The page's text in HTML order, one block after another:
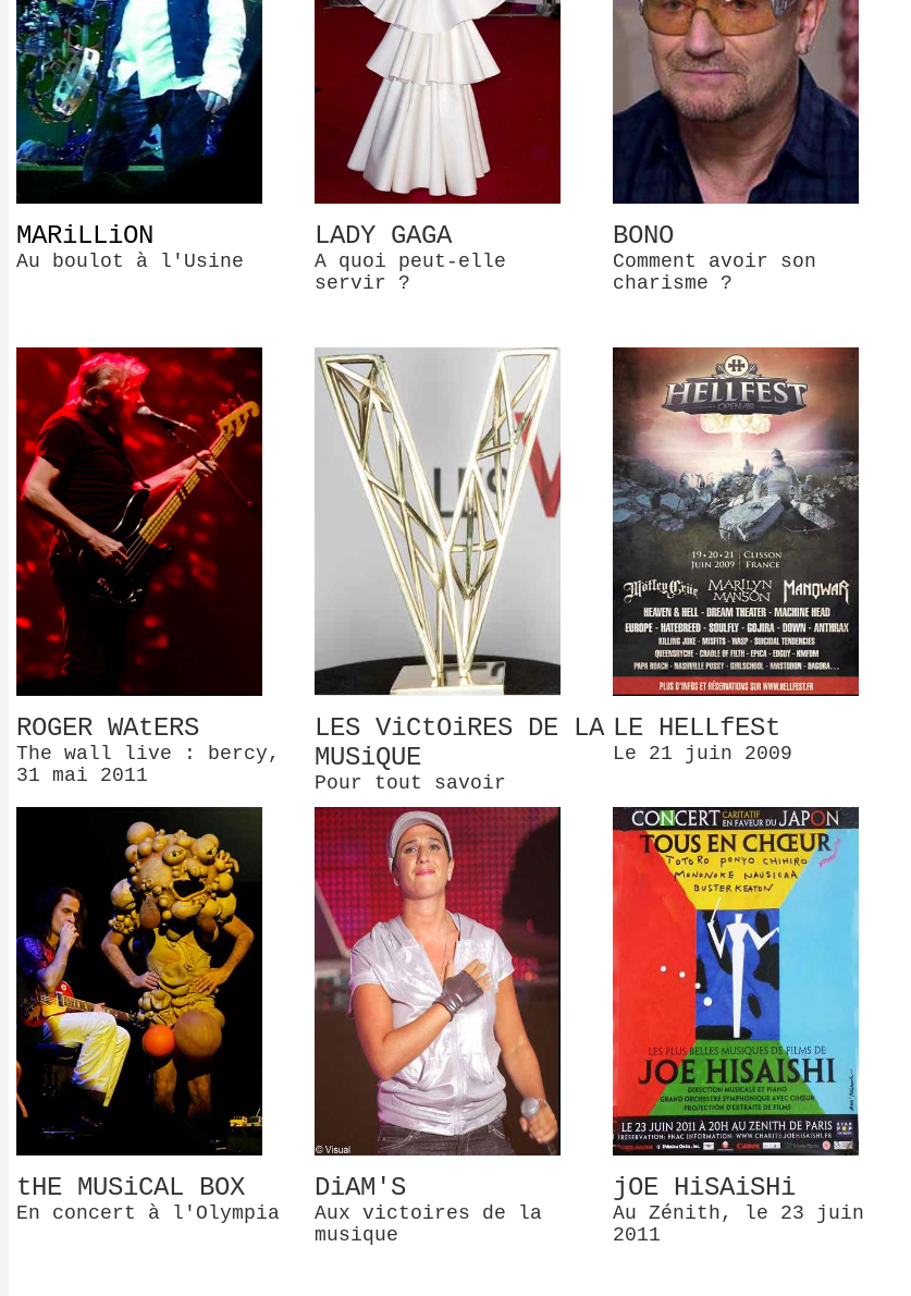
MARiLLiON
Au boulot à l'Usine
LADY GAGA
A quoi peut-elle
servir ?
BONO
Comment avoir son
charisme ?
ROGER WAtERS
The wall live : bercy,
31 mai 2011
LES ViCtOiRES DE LA
MUSiQUE
Pour tout savoir
LE HELLfESt
Le 21 juin 2009
tHE MUSiCAL BOX
En concert à l'Olympia
DiAM'S
Aux victoires de la
musique
jOE HiSAiSHi
Au Zénith, le 23 juin
2011